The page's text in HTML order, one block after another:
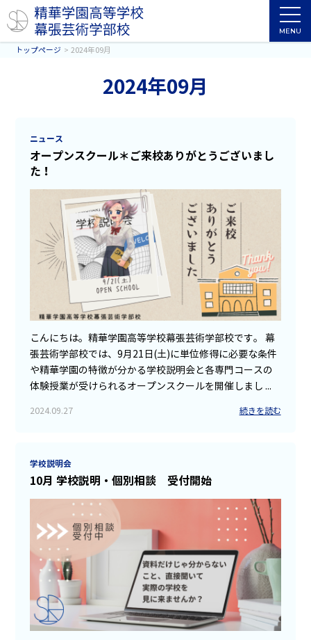
MENU
トップページ 2024年09月
2024年09月
ニュース
オープンスクール＊ご来校ありがとうございまし
た！
こんにちは。精華学園高等学校幕張芸術学部校です。 幕
張芸術学部校では、9月21日(土)に単位修得に必要な条件
や精華学園の特徴が分かる学校説明会と各専門コースの
体験授業が受けられるオープンスクールを開催しまし ...
2024.09.27 続きを読む
学校説明会
10月 学校説明・個別相談 受付開始